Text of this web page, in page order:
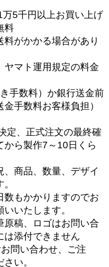
5千円以上お買い上げ
料
がかかる場合があり
ヤマト運用規定の料金
手数料）か銀行送金前
手数料お客様負担）
定、正式注文の最終確
から製作7～10日くら
、商品、数量、デザイ
数もかかりますのでお
いたします。
原稿、ロゴはお問い合
は添付できません
問い合わせ、ご注
い。